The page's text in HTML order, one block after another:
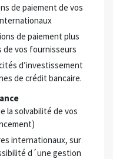
de paiement de vos
de paiement plus
de vos fournisseurs
d’investissement
de crédit bancaire.
la solvabilité de vos
internationaux, sur
d´une gestion